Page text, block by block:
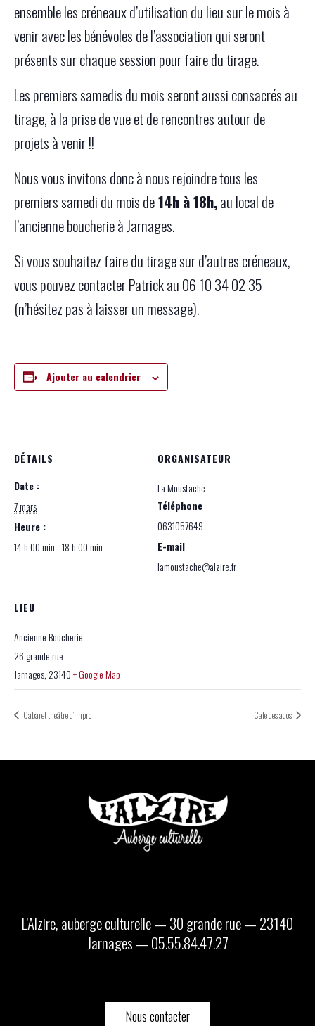
ensemble les créneaux d’utilisation du lieu sur le mois à
venir avec les bénévoles de l’association qui seront
présents sur chaque session pour faire du tirage.
Les premiers samedis du mois seront aussi consacrés au
tirage, à la prise de vue et de rencontres autour de
projets à venir !!
Nous vous invitons donc à nous rejoindre tous les
premiers samedi du mois de14h à 18h,au local de
l’ancienne boucherie à Jarnages.
Si vous souhaitez faire du tirage sur d’autres créneaux,
vous pouvez contacter Patrick au 06 10 34 02 35
(n’hésitez pas à laisser un message).
Ajouter au calendrier
DÉTAILS
Date :
7 mars
Heure :
14 h 00 min - 18 h 00 min
LIEU
Ancienne Boucherie
26 grande rue
Jarnages, 23140+ Google Map
ORGANISATEUR
La Moustache
Téléphone
0631057649
E-mail
lamoustache@alzire.fr
Cabaret théâtre d’impro Café des ados
L’Alzire, auberge culturelle — 30 grande rue — 23140
Jarnages — 05.55.84.47.27
Nous contacter